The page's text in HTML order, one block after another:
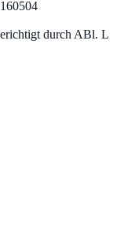
durch ABl. L